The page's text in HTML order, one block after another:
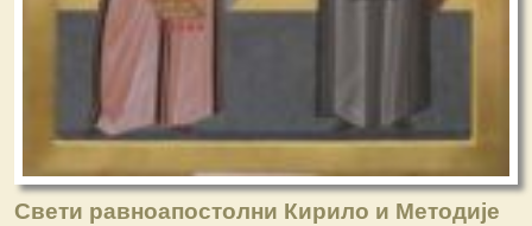
Свети равноапостолни Кирило и Методије